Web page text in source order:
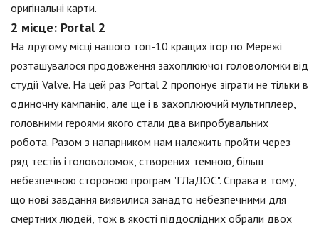
оригінальні карти.
2 місце: Portal 2
На другому місці нашого топ-10 кращих ігор по Мережі
розташувалося продовження захоплюючої головоломки від
студії Valve. На цей раз Portal 2 пропонує зіграти не тільки в
одиночну кампанію, але ще і в захоплюючий мультиплеер,
головними героями якого стали два випробувальних
робота. Разом з напарником нам належить пройти через
ряд тестів і головоломок, створених темною, більш
небезпечною стороною програм "ГЛаДОС". Справа в тому,
що нові завдання виявилися занадто небезпечними для
смертних людей, тож в якості піддослідних обрали двох